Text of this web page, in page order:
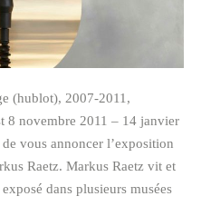
(hublot), 2007-2011,
8 novembre 2011 – 14 janvier
vous annoncer l’exposition
Raetz. Markus Raetz vit et
dans plusieurs musées